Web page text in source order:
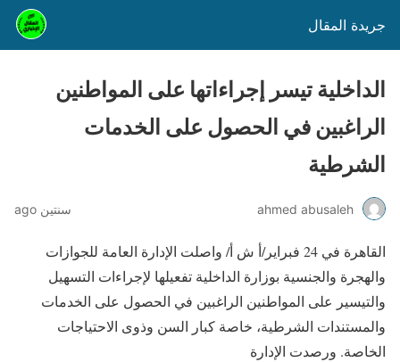
جريدة المقال
الداخلية تيسر إجراءاتها على المواطنين
الراغبين في الحصول على الخدمات
الشرطية
ahmed abusaleh سنتين ago
القاهرة في 24 فبراير/أ ش أ/ واصلت الإدارة العامة للجوازات
والهجرة والجنسية بوزارة الداخلية تفعيلها لإجراءات التسهيل
والتيسير على المواطنين الراغبين في الحصول على الخدمات
والمستندات الشرطية، خاصة كبار السن وذوى الاحتياجات
الخاصة. ورصدت الإدارة